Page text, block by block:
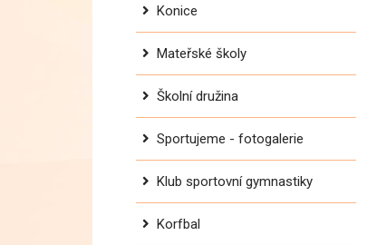
Konice
Mateřské školy
Školní družina
Sportujeme - fotogalerie
Klub sportovní gymnastiky
Korfbal